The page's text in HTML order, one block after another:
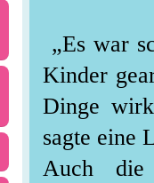
„Es war
Kinder
Dinge
sagte eine
Auch die